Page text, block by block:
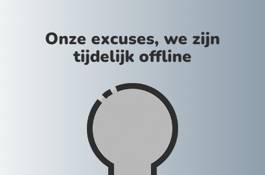
Onze excuses, we zijn
tijdelijk offline